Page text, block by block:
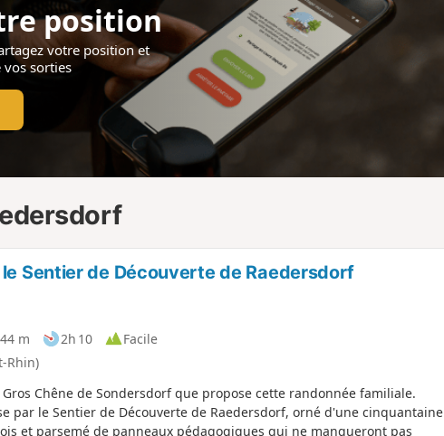
position
votre positionet
vos sorties
le Sentier de Découverte de Raedersdorf
m 2h 10
Facile
Rhin)
Chêne de Sondersdorf que propose cette randonnée familiale.
par le Sentier de Découverte de Raedersdorf, orné d'une cinquantaine
et parsemé de panneaux pédagogiques qui ne manqueront pas